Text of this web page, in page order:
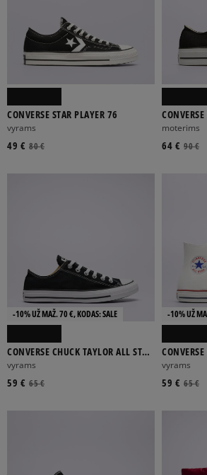
CONVERSE STAR PLAYER 76
vyrams
80 €
49 €
LIFT
moterims
90 €
64 €
-10% UŽ MAŽ. 70 €, KODAS: SALE
CONVERSE CHUCK TAYLOR ALL STAR
OX
vyrams
65 €
59 €
-10% UŽ
vyrams
65 €
59 €